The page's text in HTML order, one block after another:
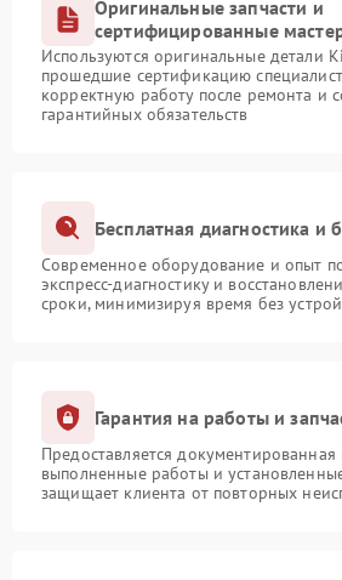
Оригинальные запчасти и
сертифицированные
Используются оригинальные детали
прошедшие сертификацию
корректную работу после ремонта и
гарантийных обязательств
Бесплатная диагностика и
Современное оборудование и опыт
экспресс-диагностику и
сроки, минимизируя время без
Гарантия на работы и
Предоставляется документированная
выполненные работы и
защищает клиента от повторных